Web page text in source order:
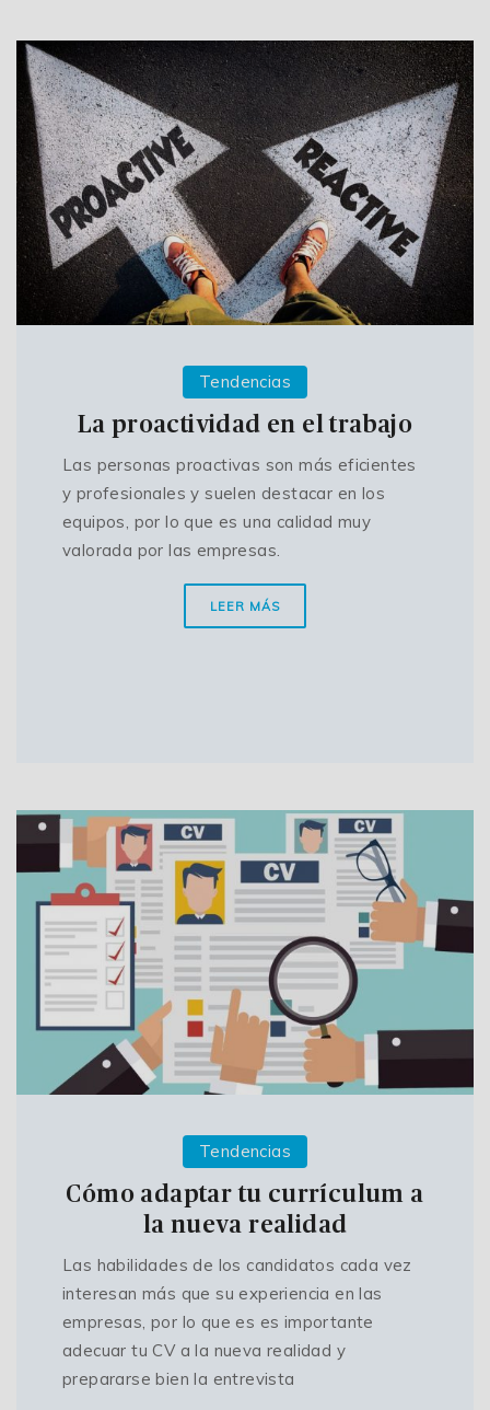
Tendencias
La proactividad en el trabajo
Las personas proactivas son más eficientes
y profesionales y suelen destacar en los
equipos, por lo que es una calidad muy
valorada por las empresas.
LEER MÁS
Tendencias
Cómo adaptar tu currículum a
la nueva realidad
Las habilidades de los candidatos cada vez
interesan más que su experiencia en las
empresas, por lo que es es importante
adecuar tu CV a la nueva realidad y
prepararse bien la entrevista